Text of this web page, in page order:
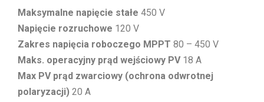
Maksymalne napięcie stałe 450 V
Napięcie rozruchowe 120 V
Zakres napięcia roboczego MPPT 80 – 450 V
Maks. operacyjny prąd wejściowy PV18 A
Max PV prąd zwarciowy (ochrona odwrotnej
polaryzacji) 20 A